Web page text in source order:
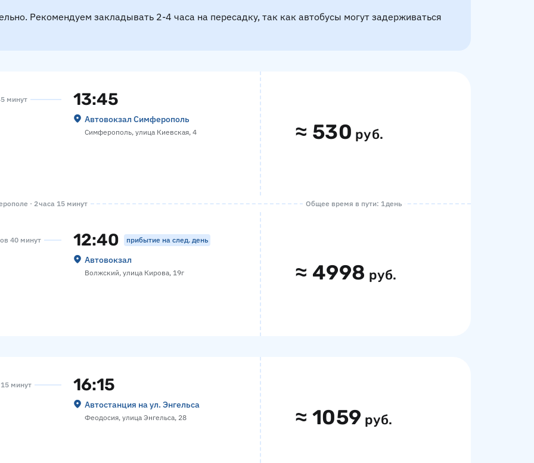
Рекомендуем закладывать 2-4 часа на пересадку, так как автобусы могут задерживаться
минут 13:45
Автовокзал Симферополь
Симферополь, улица Киевская, 4 ≈ 530 руб.
· 2 часа 15 минут Общее время в пути: 1 день
40 минут 12:40 прибытие на след. день
Автовокзал
Волжский, улица Кирова, 19г ≈ 4998 руб.
минут 16:15
Автостанция на ул. Энгельса
Феодосия, улица Энгельса, 28 ≈1059 руб.